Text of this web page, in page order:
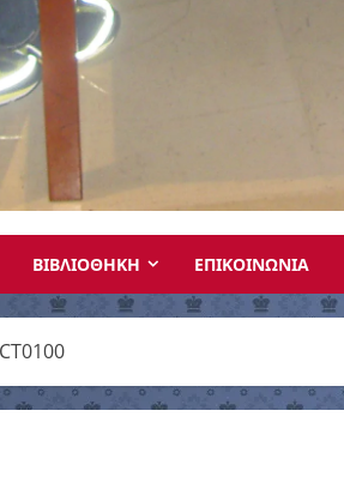
ΒΙΒΛΙΟΘΗΚΗ ΕΠΙΚΟΙΝΩΝΙΑ